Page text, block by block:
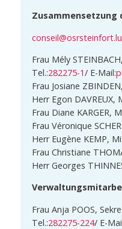
Zusammensetzung
conseil@osrsteinfort.lu
Frau Mély
Tel.:282275-1/ E-Mail:
Frau Josiane
Herr Egon DAVREUX,
Frau Diane KARGER,
Frau Véronique
Herr Eugène KEMP,
Frau Christiane
Herr Georges
Frau Anja POOS,
Tel.:282275-224/ E-